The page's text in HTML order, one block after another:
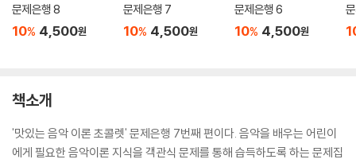
문제은행 8
10% 4,500원
문제은행 7
10% 4,500원
문제은행 6
10% 4,500원
책소개
'맛있는 음악 이론 초콜렛' 문제은행 7번째 편이다. 음악을 배우는 어린이
에게 필요한 음악이론 지식을 객관식 문제를 통해 습득하도록 하는 문제집